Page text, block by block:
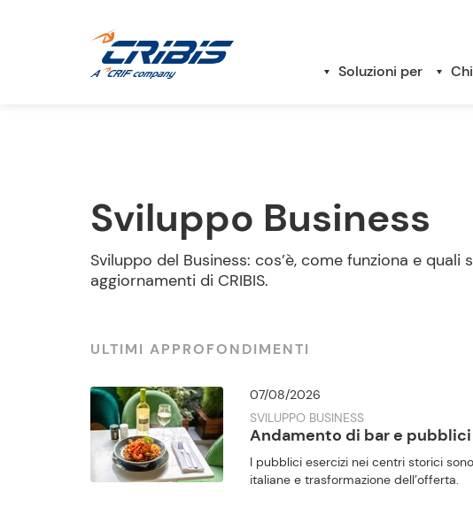
Soluzioni per
Sviluppo Business
Sviluppo del Business: cos’è, come funziona e
aggiornamenti di CRIBIS.
ULTIMI APPROFONDIMENTI
07/08/2026
SVILUPPO BUSINESS
Andamento di bar e
I pubblici esercizi nei centri storici
italiane e trasformazione dell’offerta.